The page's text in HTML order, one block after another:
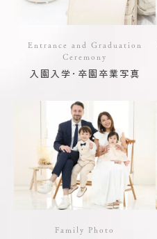
Entrance and Graduation
Ceremony
入園入学･卒園卒業写真
Family Photo